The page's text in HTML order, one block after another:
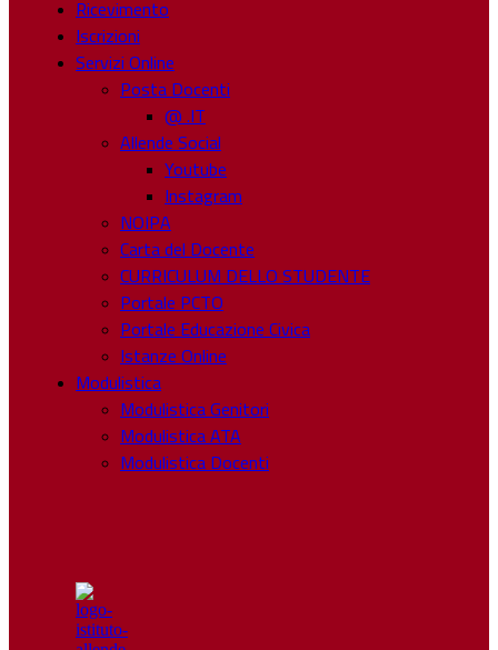
Ricevimento
Iscrizioni
Servizi Online
Posta Docenti
@ .IT
Allende Social
Youtube
Instagram
NOIPA
Carta del Docente
CURRICULUM DELLO STUDENTE
Portale PCTO
Portale Educazione Civica
Istanze Online
Modulistica
Modulistica Genitori
Modulistica ATA
Modulistica Docenti